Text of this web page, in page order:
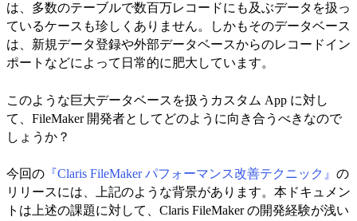
は、多数のテーブルで数百万レコードにも及ぶデータを扱っ
ているケースも珍しくありません。しかもそのデータベース
は、新規データ登録や外部データベースからのレコードイン
ポートなどによって日常的に肥大しています。
このような巨大データベースを扱うカスタム App に対し
て、FileMaker 開発者としてどのように向き合うべきなので
しょうか？
今回の 『Claris FileMaker パフォーマンス改善テクニック』 の
リリースには、上記のような背景があります。本ドキュメン
トは上述の課題に対して、Claris FileMaker の開発経験が浅い